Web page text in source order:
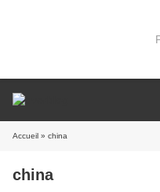
Accueil » china
china